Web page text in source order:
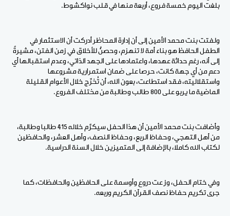
بلغت اليوم خمسة فروع، أربعة منها في قلب نواكشوط.
ولفتت بنت محمد الأمين إلى أن إدارة المحاظر أدركت أن الاستثمار في
الطفل الحافظ هو بناء أمة لا تنهزم، وحصنٌ للأخلاق في زمن الفتن، مشيرةً
إلى أنه، رغم حداثة عهدها، واعتمادها على الجهد الذاتي، وعدم استقبالها أي
دعم من أي جهة كانت، حرصا على ضمان استمرارية مشروعها
واستقلاليته، فقد استطاعت، بعون الله، أن تُخرِّج خلال الأعوام القليلة
الماضية ما يربو على 800 طالب وطالبة من مختلف الفروع.
وأضافت بنت محمد الأمين أن هذا الحفل سيكرَّم خلاله 415 طالبا وطالبة،
من أهل التهجي، وحفاظ الربع، وحفاظ النصف، وأهل العشر، والحافظين
لكتاب الله كاملا، بالإضافة إلى المتميزين خلال السنة الدراسية.
وفي ختام الحفل، وز عت دروع وأوسمة على الحافظين والحافظات، كما
جرى تكريم حفاظ نصف القرآن الكريم وربعه.